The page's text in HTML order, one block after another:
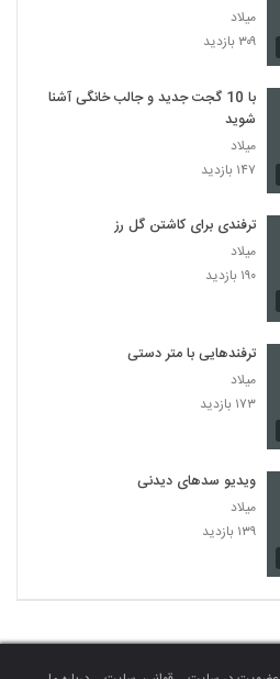
میلاد
۳۰۹ بازدید
با 10 گجت جدید و جالب خانگی آشنا
شوید
میلاد
۱۴۷ بازدید
ترفندی برای کاشتن گل رز
میلاد
۱۹۰ بازدید
ترفندهایی با متر دستی
میلاد
۱۷۳ بازدید
ویدیو سدهای دیدنی
میلاد
۱۳۹ بازدید